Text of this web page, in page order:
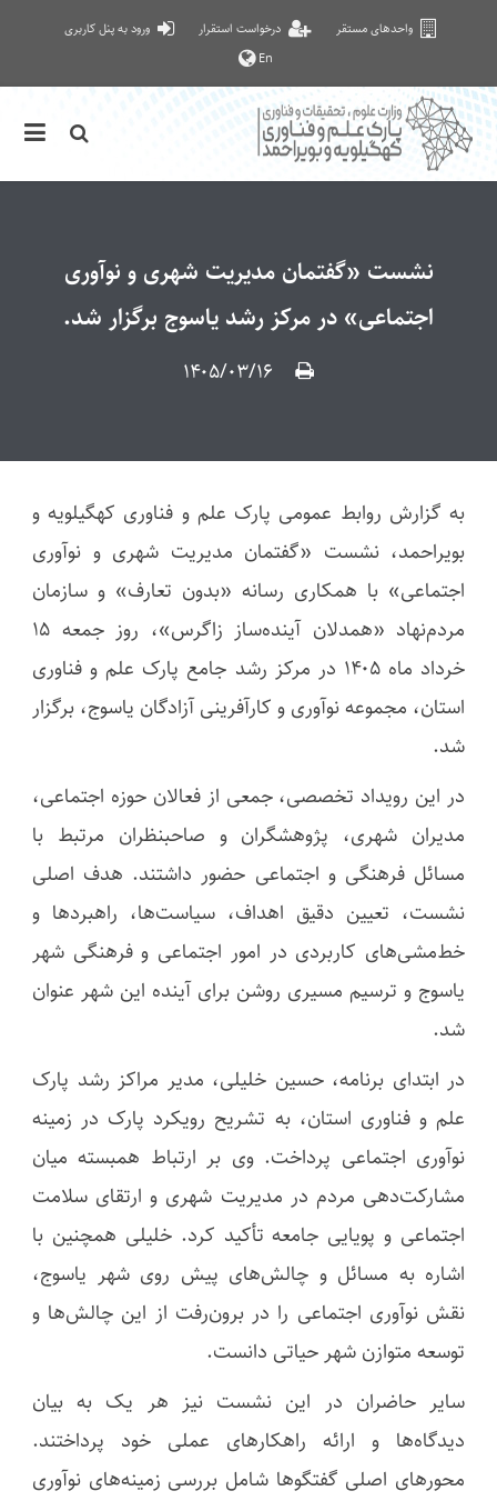
واحدهای مستقر درخواست استقرار
ورود به پنل کاربری
En
نشست «گفتمان مدیریت شهری و نوآوری
اجتماعی» در مرکز رشد یاسوج برگزار شد.
۱۴۰۵/۰۳/۱۶
به گزارش روابط عمومی پارک علم و فناوری کهگیلویه و
بویراحمد، نشست «گفتمان مدیریت شهری و نوآوری
اجتماعی» با همکاری رسانه «بدون تعارف» و سازمان
مردم‌نهاد «همدلان آینده‌ساز زاگرس»، روز جمعه ۱۵
خرداد ماه ۱۴۰۵ در مرکز رشد جامع پارک علم و فناوری
استان، مجموعه نوآوری و کارآفرینی آزادگان یاسوج، برگزار
شد.
در این رویداد تخصصی، جمعی از فعالان حوزه اجتماعی،
مدیران شهری، پژوهشگران و صاحبنظران مرتبط با
مسائل فرهنگی و اجتماعی حضور داشتند. هدف اصلی
نشست، تعیین دقیق اهداف، سیاست‌ها، راهبردها و
خط‌مشی‌های کاربردی در امور اجتماعی و فرهنگی شهر
یاسوج و ترسیم مسیری روشن برای آینده این شهر عنوان
شد.
در ابتدای برنامه، حسین خلیلی، مدیر مراکز رشد پارک
علم و فناوری استان، به تشریح رویکرد پارک در زمینه
نوآوری اجتماعی پرداخت. وی بر ارتباط همبسته میان
مشارکت‌دهی مردم در مدیریت شهری و ارتقای سلامت
اجتماعی و پویایی جامعه تأکید کرد. خلیلی همچنین با
اشاره به مسائل و چالش‌های پیش روی شهر یاسوج،
نقش نوآوری اجتماعی را در برون‌رفت از این چالش‌ها و
توسعه متوازن شهر حیاتی دانست.
سایر حاضران در این نشست نیز هر یک به بیان
دیدگاه‌ها و ارائه راهکارهای عملی خود پرداختند.
محورهای اصلی گفتگوها شامل بررسی زمینه‌های نوآوری